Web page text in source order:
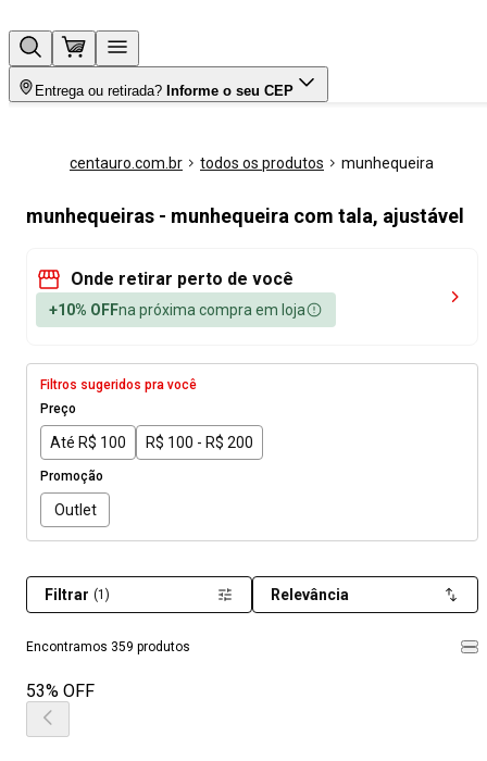
Entrega ou retirada? Informe o seu CEP
centauro.com.br todos os produtos munhequeira
munhequeiras - munhequeira com tala, ajustável
Onde retirar perto de você
+10% OFFna próxima compra em loja
Filtros sugeridos pra você
Preço
Até R$ 100 R$ 100 - R$ 200
Promoção
Outlet
Encontramos 359 produtos
Filtrar (1) Relevância
53% OFF